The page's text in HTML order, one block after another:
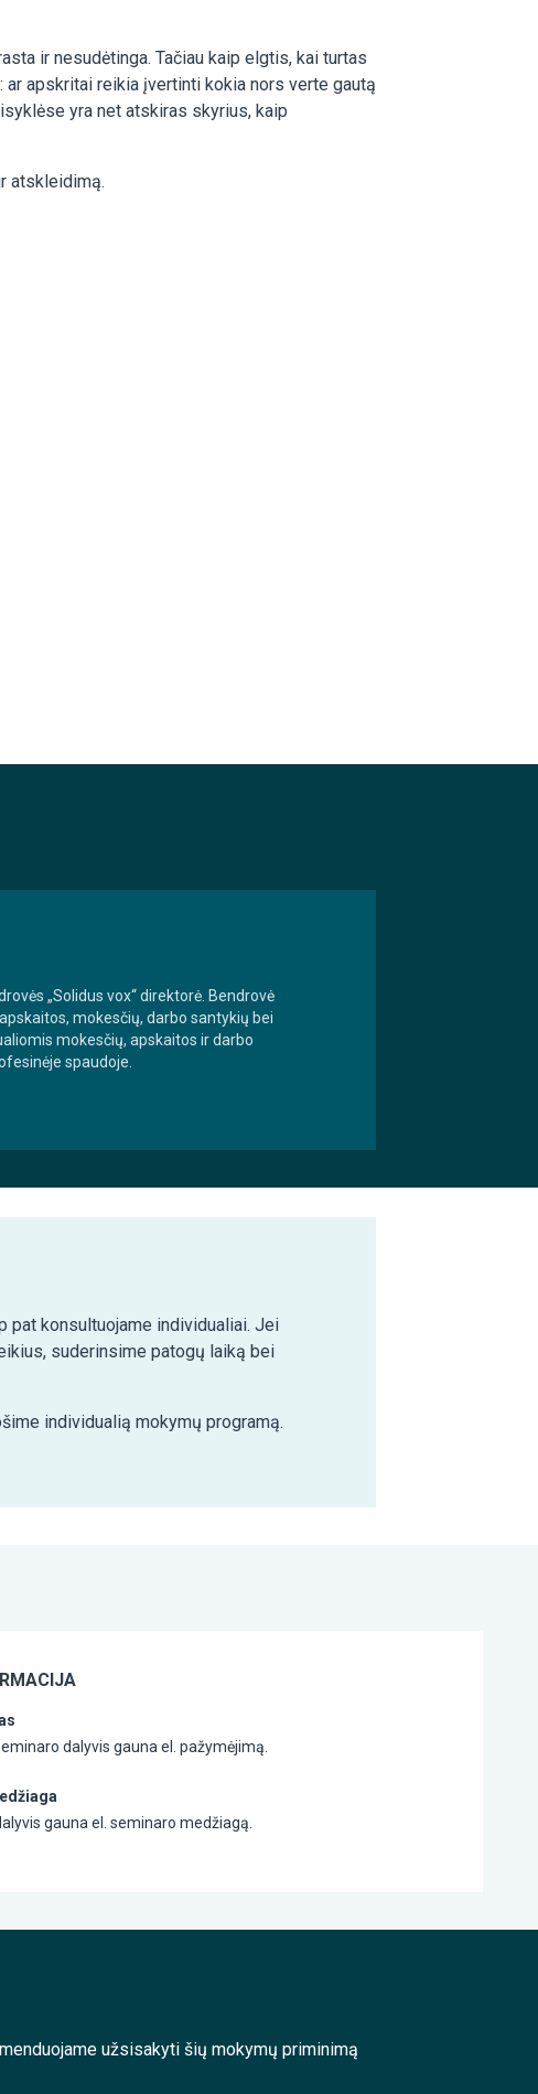
ir nesudėtinga. Tačiau kaip elgtis, kai turtas
apskritai reikia įvertinti kokia nors verte gautą
yra net atskiras skyrius, kaip
atskleidimą.
„Solidus vox“ direktorė. Bendrovė
mokesčių, darbo santykių bei
mokesčių, apskaitos ir darbo
spaudoje.
pat konsultuojame individualiai. Jei
suderinsime patogų laiką bei
individualią mokymų programą.
dalyvis gauna el. pažymėjimą.
gauna el. seminaro medžiagą.
užsisakyti šių mokymų priminimą